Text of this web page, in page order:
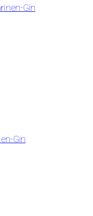
Gin
Gin